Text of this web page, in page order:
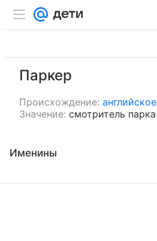
Паркер
Происхождение: английское
Значение: смотритель парка
Именины